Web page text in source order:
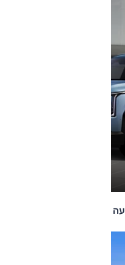
דגמים חדשים בדרך